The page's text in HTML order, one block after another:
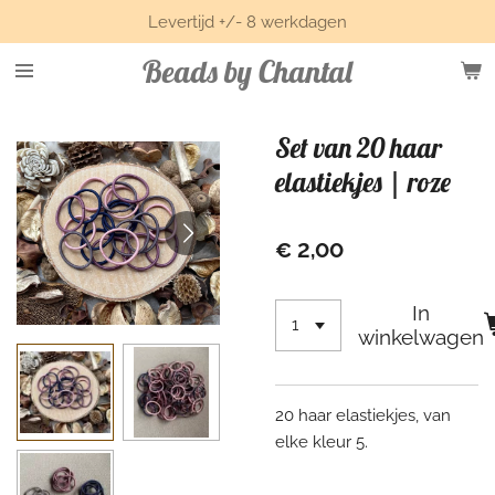
direct
naar
Beads by Chantal
Levertijd +/- 8 werkdagen
Set van 20 haar
elastiekjes | roze
€ 2,00
In
winkelwagen
20 haar elastiekjes, van
elke kleur 5.